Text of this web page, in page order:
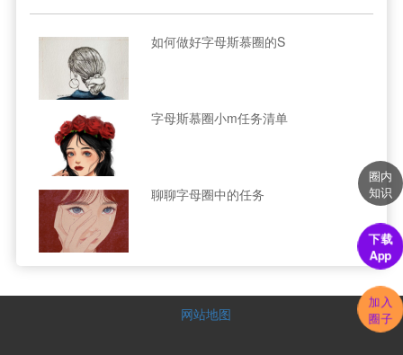
如何做好字母斯慕圈的S
字母斯慕圈小m任务清单
聊聊字母圈中的任务
网站地图
圈内
知识
下载
App
加入
圈子